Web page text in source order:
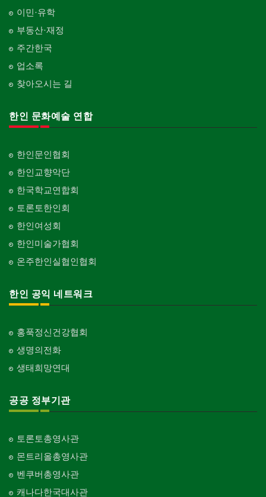
이민·유학
부동산·재정
주간한국
업소록
찾아오시는 길
한인 문화예술 연합
한인문인협회
한인교향악단
한국학교연합회
토론토한인회
한인여성회
한인미술가협회
온주한인실협인협회
한인 공익 네트워크
홍푹정신건강협회
생명의전화
생태희망연대
공공 정부기관
토론토총영사관
몬트리올총영사관
벤쿠버총영사관
캐나다한국대사관